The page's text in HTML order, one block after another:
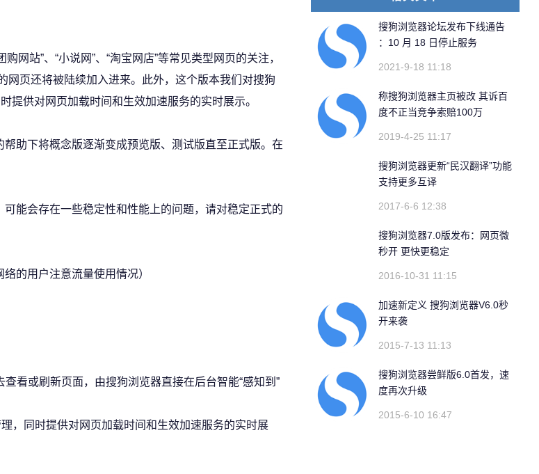
网站”、“小说网”、“淘宝网店”等常见类型网页的关注，
网页还将被陆续加入进来。此外，这个版本我们对搜狗
提供对网页加载时间和生效加速服务的实时展示。
助下将概念版逐渐变成预览版、测试版直至正式版。在
能会存在一些稳定性和性能上的问题，请对稳定正式的
的用户注意流量使用情况）
看或刷新页面，由搜狗浏览器直接在后台智能“感知到”
，同时提供对网页加载时间和生效加速服务的实时展
搜狗浏览器论坛发布下线通告
：10 月 18 日停止服务
2021-9-18 11:18
称搜狗浏览器主页被改 其诉百
度不正当竞争索赔100万
2019-4-25 11:17
搜狗浏览器更新“民汉翻译”功能
支持更多互译
2017-6-6 12:38
搜狗浏览器7.0版发布：网页微
秒开 更快更稳定
2016-10-31 11:15
加速新定义 搜狗浏览器V6.0秒
开来袭
2015-7-13 11:13
搜狗浏览器尝鲜版6.0首发，速
度再次升级
2015-6-10 16:47